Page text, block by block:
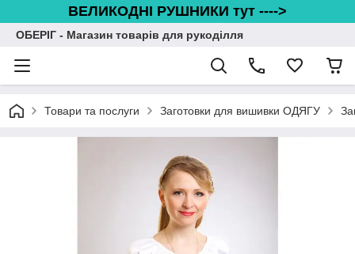
ВЕЛИКОДНІ РУШНИКИ тут ---->
ОБЕРІГ - Магазин товарів для рукоділля
Товари та послуги Заготовки для вишивки ОДЯГУ